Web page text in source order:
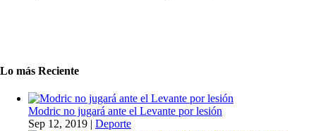
Lo más Reciente
Modric no jugará ante el Levante por lesión
Sep 12, 2019 | Deporte